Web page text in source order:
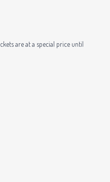
are at a special price until